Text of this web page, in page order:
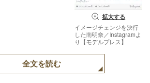
拡大する
イメージチェンジを決行
した南明奈／Instagramよ
り【モデルプレス】
全文を読む